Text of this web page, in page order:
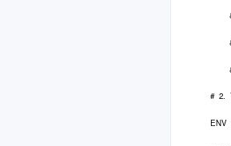
&&
&&
# 2.
ENV